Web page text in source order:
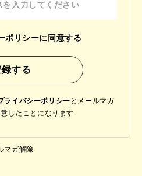
ポリシーに同意する
ライバシーポリシー と メールマガ
したことになります
マガ解除